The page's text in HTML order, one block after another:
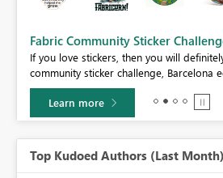
Fabric Community Sticker
If you love stickers, then you will
community sticker challenge, Barcelona
Learn more
Top Kudoed Authors (Last Month)